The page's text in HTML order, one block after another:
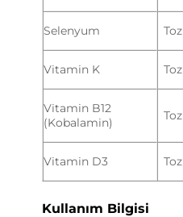
Selenyum Toz
Vitamin K Toz
Vitamin B12
(Kobalamin)
Toz
Vitamin D3 Toz
Kullanım Bilgisi